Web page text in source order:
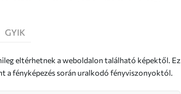
GYIK
eltérhetnek a weboldalon található képektől. Ez
a fényképezés során uralkodó fényviszonyoktól.